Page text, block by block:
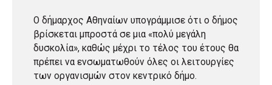
Ο δήμαρχος Αθηναίων υπογράμμισε ότι ο δήμος
βρίσκεται μπροστά σε μια «πολύ μεγάλη
δυσκολία», καθώς μέχρι το τέλος του έτους θα
πρέπει να ενσωματωθούν όλες οι λειτουργίες
των οργανισμών στον κεντρικό δήμο.